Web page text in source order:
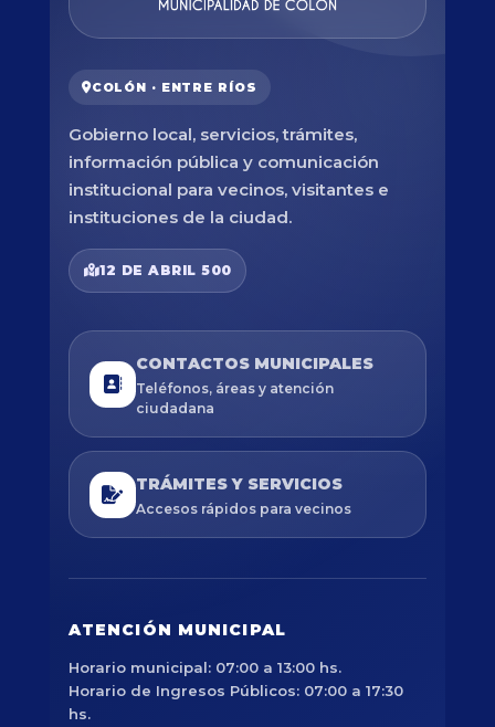
COLÓN · ENTRE RÍOS
Gobierno local, servicios, trámites,
información pública y comunicación
institucional para vecinos, visitantes e
instituciones de la ciudad.
12 DE ABRIL 500
CONTACTOS MUNICIPALES
Teléfonos, áreas y atención
ciudadana
TRÁMITES Y SERVICIOS
Accesos rápidos para vecinos
ATENCIÓN MUNICIPAL
Horario municipal: 07:00 a 13:00 hs.
Horario de Ingresos Públicos: 07:00 a 17:30
hs.